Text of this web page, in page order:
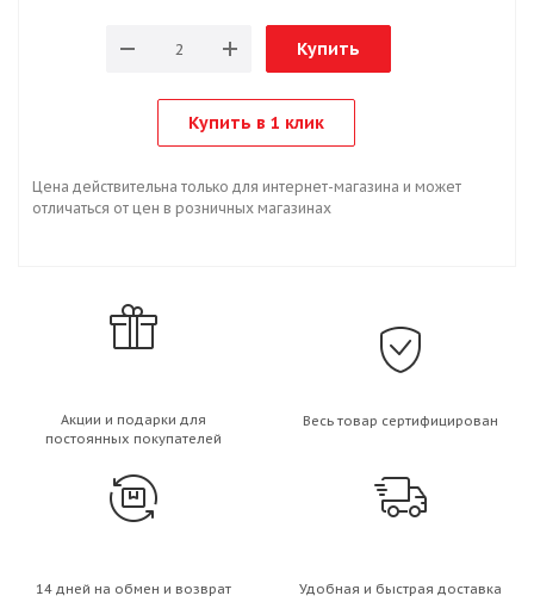
Купить
Купить в 1 клик
Цена действительна только для интернет-магазина и может
отличаться от цен в розничных магазинах
Акции и подарки для
постоянных покупателей
Весь товар сертифицирован
14 дней на обмен и возврат Удобная и быстрая доставка